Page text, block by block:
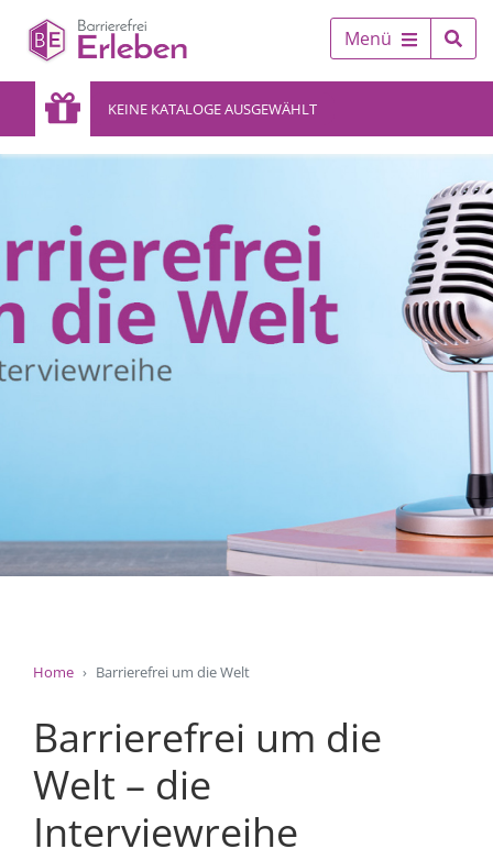
Menü
KEINE KATALOGE AUSGEWÄHLT
Home Barrierefrei um die Welt
Barrierefrei um die
Welt – die
Interviewreihe